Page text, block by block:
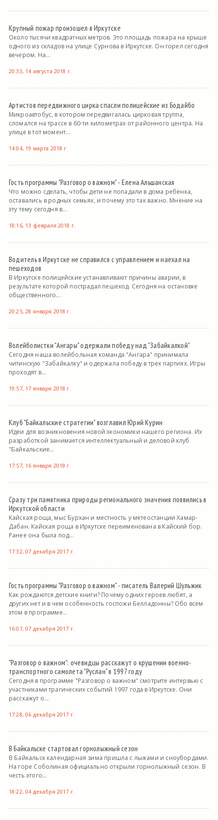
Крупный пожар произошел в Иркутске
Около тысячи квадратных метров. Это площадь пожара на крыше
одного из складов на улице Сурнова в Иркутске. Он горел сегодня
вечером. На...
20:33, 14 августа 2018 г.
Артистов передвижного цирка спасли полицейские из Бодайбо
Микроавтобус, в котором передвигалась цирковая труппа,
сломался на трассе в 60-ти километрах от районного центра. На
улице в тот момент...
14:04, 19 марта 2018 г.
Гость программы "Разговор о важном" - Елена Альшанская
Что можно сделать, чтобы дети не попадали в дома ребенка,
оставались в родных семьях, и почему это так важно. Мнение на
эту тему сегодня в...
18:16, 13 февраля 2018 г.
Водитель в Иркутске не справился с управлением и наехал на
пешеходов
В Иркутске полицейские устанавливают причины аварии, в
результате которой пострадал пешеход. Сегодня на остановке
общественного...
20:25, 28 января 2018 г.
Волейболистки "Ангары" одержали победу над "Забайкалкой"
Сегодня наша волейбольная команда "Ангара" принимала
читинскую "Забайкалку" и одержала победу в трех партиях. Игры
проходят в...
19:57, 17 января 2018 г.
Клуб "Байкальские стратегии" возглавил Юрий Курин
Идеи для возникновения новой экономики нашего региона. Их
разработкой занимается интеллектуальный и деловой клуб
"Байкальские...
17:57, 16 января 2018 г.
Сразу три памятника природы регионального значения появились в
Иркутской области
Кайская роща, мыс Бурхан и местность у метеостанции Хамар-
Дабан. Кайская роща в Иркутске переименована в Кайский бор.
Ранее она была под...
17:32, 07 декабря 2017 г.
Гость программы "Разговор о важном" - писатель Валерий Шульжик
Как рождаются детские книги? Почему одних героев любят, а
других нет и в чем особенность госпожи Белладонны? Обо всем
этом в программе...
16:07, 07 декабря 2017 г.
"Разговор о важном": очевидцы расскажут о крушении военно-
транспортного самолета "Руслан" в 1997 году
Сегодня в программе "Разговор о важном" смотрите интервью с
участниками трагических событий 1997 года в Иркутске. Они
расскажут о...
17:28, 06 декабря 2017 г.
В Байкальске стартовал горнолыжный сезон
В Байкальск календарная зима пришла с лыжами и сноубордами.
На горе Соболиная официально открыли горнолыжный сезон. В
честь этого...
18:22, 04 декабря 2017 г.